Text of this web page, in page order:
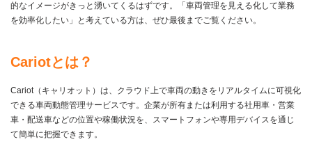
的なイメージがきっと湧いてくるはずです。「車両管理を見える化して業務
を効率化したい」と考えている方は、ぜひ最後までご覧ください。
Cariotとは？
Cariot（キャリオット）は、クラウド上で車両の動きをリアルタイムに可視化
できる車両動態管理サービスです。企業が所有または利用する社用車・営業
車・配送車などの位置や稼働状況を、スマートフォンや専用デバイスを通じ
て簡単に把握できます。